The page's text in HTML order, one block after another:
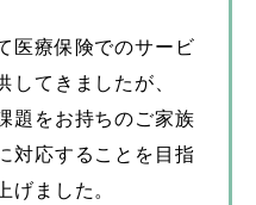
医療保険でのサービ
してきましたが、
題をお持ちのご家族
対応することを目指
げました。